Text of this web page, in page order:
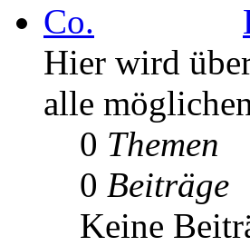
Hier wird
alle
0 Themen
0 Beiträge
Keine